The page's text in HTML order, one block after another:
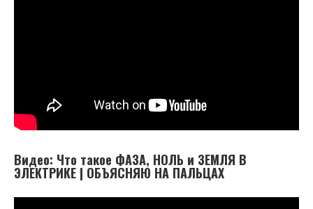
Видео: Что такое ФАЗА, НОЛЬ и ЗЕМЛЯ В
ЭЛЕКТРИКЕ | ОБЪЯСНЯЮ НА ПАЛЬЦАХ